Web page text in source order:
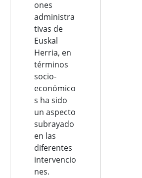
ones
administra
tivas de
Euskal
Herria, en
términos
socio-
económico
s ha sido
un aspecto
subrayado
en las
diferentes
intervencio
nes.